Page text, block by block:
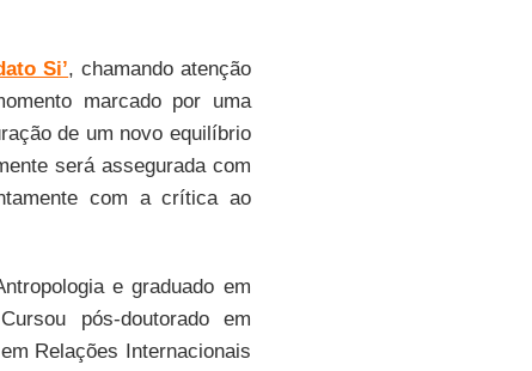
Si’, chamando atenção
marcado por uma
de um novo equilíbrio
será assegurada com
com a crítica ao
e graduado em
pós-doutorado em
Relações Internacionais